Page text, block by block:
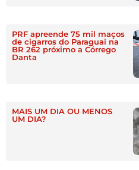
PRF apreende 75 mil maços
de cigarros do Paraguai na
BR 262 próximo a Córrego
Danta
MAIS UM DIA OU MENOS
UM DIA?